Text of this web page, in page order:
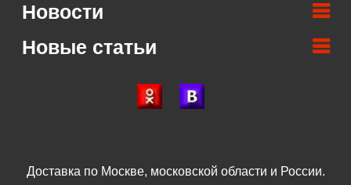
Новости
Новые статьи
Доставка по Москве, московской области и России.